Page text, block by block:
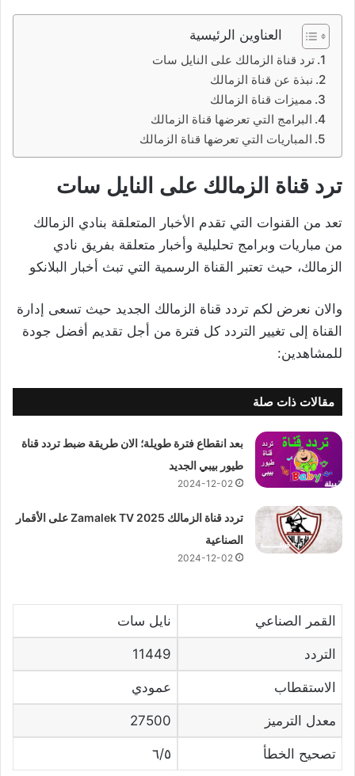
العناوين الرئيسية
ترد قناة الزمالك على النايل سات
نبذة عن قناة الزمالك
مميزات قناة الزمالك
البرامج التي تعرضها قناة الزمالك
المباريات التي تعرضها قناة الزمالك
ترد قناة الزمالك على النايل سات
تعد من القنوات التي تقدم الأخبار المتعلقة بنادي الزمالك
من مباريات وبرامج تحليلية وأخبار متعلقة بفريق نادي
الزمالك، حيث تعتبر القناة الرسمية التي تبث أخبار البلانكو
والان نعرض لكم تردد قناة الزمالك الجديد حيث تسعى إدارة
القناة إلى تغيير التردد كل فترة من أجل تقديم أفضل جودة
للمشاهدين:
مقالات ذات صلة
بعد انقطاع فترة طويلة؛ الان طريقة ضبط تردد قناة
طيور بيبي الجديد
2024-12-02
تردد قناة الزمالك 2025 Zamalek TV على الأقمار
الصناعية
2024-12-02
القمر الصناعي نايل سات
التردد 11449
الاستقطاب عمودي
معدل الترميز 27500
تصحيح الخطأ ٦/٥